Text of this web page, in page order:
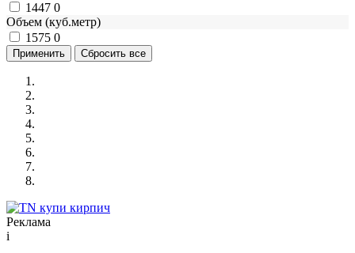
1447 0
Объем (куб.метр)
1575 0
Реклама
i